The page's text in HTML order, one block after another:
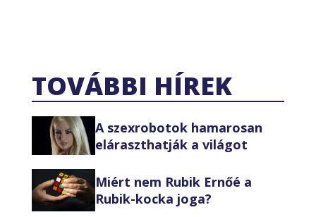
TOVÁBBI HÍREK
A szexrobotok hamarosan
eláraszthatják a világot
Miért nem Rubik Ernőé a
Rubik-kocka joga?